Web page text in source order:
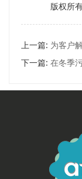
版权所
上一篇: 为客户
下一篇: 在冬季